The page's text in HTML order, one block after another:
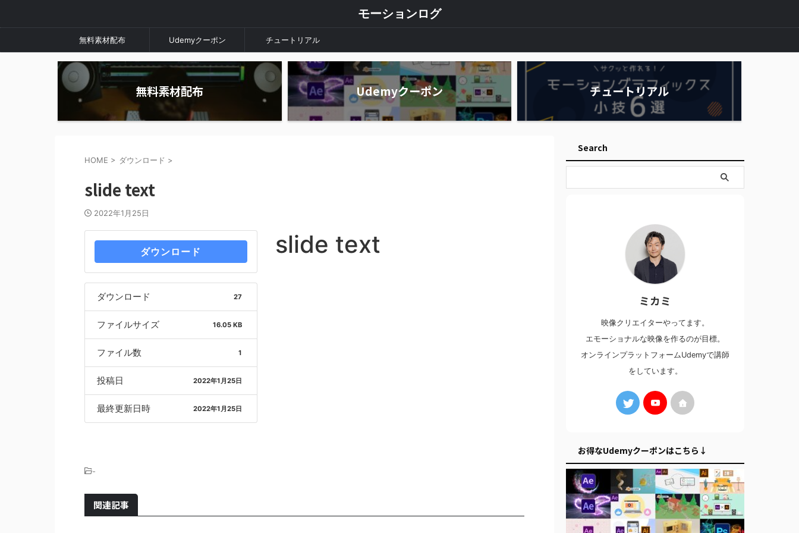
モーションログ
無料素材配布 Udemyクーポン チュートリアル
無料素材配布 Udemyクーポン チュートリアル
HOME > ダウンロード >
slide text
2022年1月25日
ダウンロード
ダウンロード 27
ファイルサイズ 16.05 KB
ファイル数 1
投稿日 2022年1月25日
最終更新日時 2022年1月25日
slide text
-
関連記事
Search
ミカミ
映像クリエイターやってます。
エモーショナルな映像を作るのが目標。
オンラインプラットフォームUdemyで講師
をしています。
お得なUdemyクーポンはこちら↓